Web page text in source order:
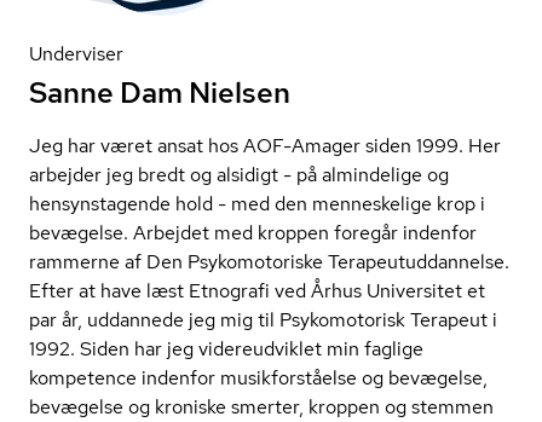
Underviser
Sanne Dam Nielsen
Jeg har været ansat hos AOF-Amager siden 1999. Her
arbejder jeg bredt og alsidigt - på almindelige og
hensynstagende hold - med den menneskelige krop i
bevægelse. Arbejdet med kroppen foregår indenfor
rammerne af Den Psykomotoriske Te­ra­pe­utud­dan­nel­se.
Efter at have læst Etnografi ved Århus Universitet et
par år, uddannede jeg mig til Psykomotorisk Terapeut i
1992. Siden har jeg videreudviklet min faglige
kompetence indenfor mu­sik­for­stå­el­se og bevægelse,
bevægelse og kroniske smerter, kroppen og stemmen